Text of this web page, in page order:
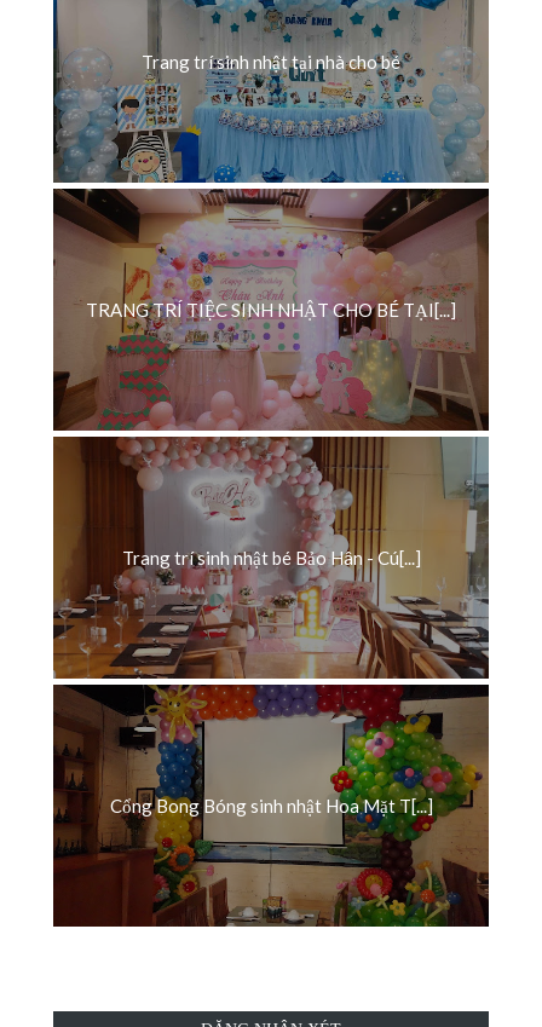
Trang trí sinh nhật tại nhà cho bé
TRANG TRÍ TIỆC SINH NHẬT CHO BÉ TẠI[...]
Trang trí sinh nhật bé Bảo Hân - Cú[...]
Cổng Bong Bóng sinh nhật Hoa Mặt T[...]